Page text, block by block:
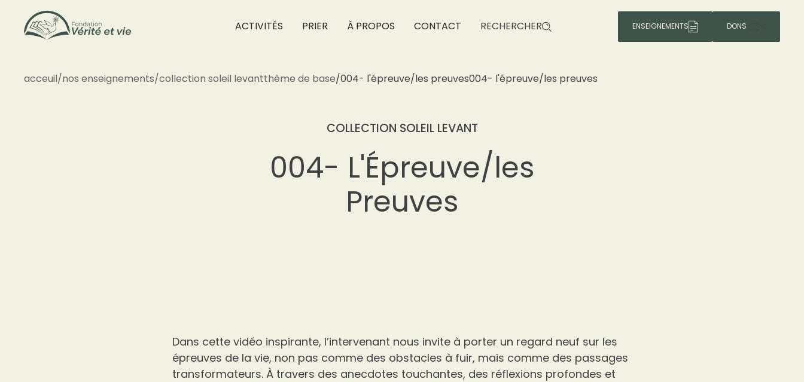
ACTIVITÉS PRIER À PROPOS CONTACT RECHERCHER ENSEIGNEMENTS DONS
acceuil/nos enseignements/collection soleil levantthème de base/004- l'épreuve/les preuves004- l'épreuve/les preuves
COLLECTION SOLEIL LEVANT
004- L'Épreuve/les
Preuves
Dans cette vidéo inspirante, l’intervenant nous invite à porter un regard neuf sur les
épreuves de la vie, non pas comme des obstacles à fuir, mais comme des passages
transformateurs. À travers des anecdotes touchantes, des réflexions profondes et